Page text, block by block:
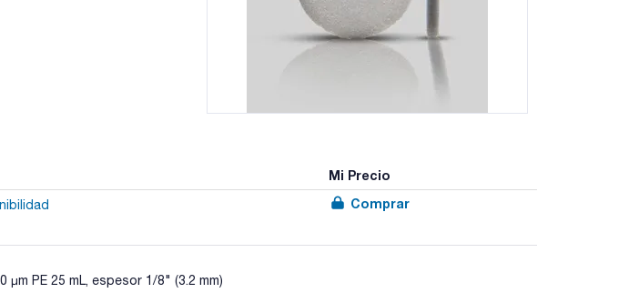
Mi Precio
Comprar
µm PE 25 mL, espesor 1/8" (3.2 mm)